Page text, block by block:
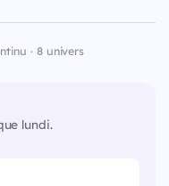
· 8 univers
lundi.